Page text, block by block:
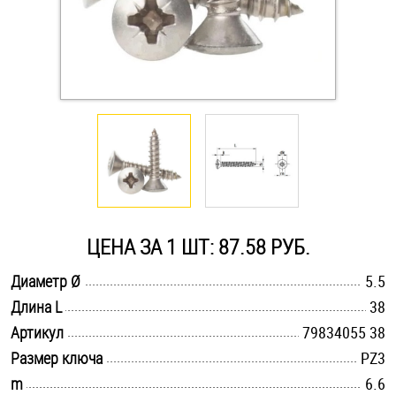
Крюки, кольца с шурупной резьбой
Саморезы и шурупы
Такелаж
Хомуты
Шайбы
ЦЕНА ЗА 1 ШТ: 87.58 РУБ.
Диаметр Ø
5.5
Длина L
38
Артикул
79834055 38
Размер ключа
PZ3
m
6.6